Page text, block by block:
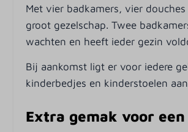
Met vier badkamers, vier
groot gezelschap. Twee
wachten en heeft ieder gezin
Bij aankomst ligt er voor iedere
kinderbedjes en kinderstoelen
Extra gemak voor